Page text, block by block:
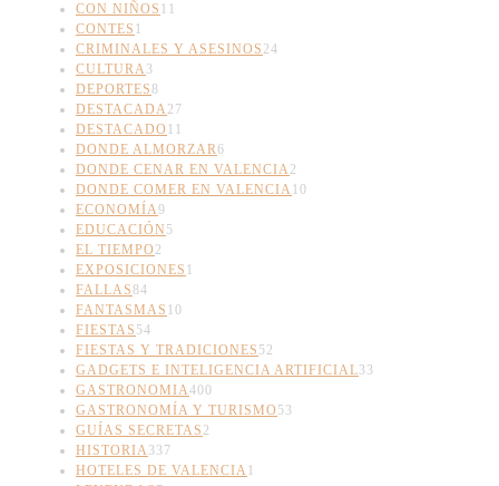
CON NIÑOS 11
CONTES 1
CRIMINALES Y ASESINOS 24
CULTURA3
DEPORTES8
DESTACADA27
DESTACADO 11
DONDE ALMORZAR6
DONDE CENAR EN VALENCIA2
DONDE COMER EN VALENCIA10
ECONOMÍA9
EDUCACIÓN 5
EL TIEMPO 2
EXPOSICIONES 1
FALLAS84
FANTASMAS 10
FIESTAS 54
FIESTAS Y TRADICIONES 52
GADGETS E INTELIGENCIA ARTIFICIAL33
GASTRONOMIA400
GASTRONOMÍA Y TURISMO 53
GUÍAS SECRETAS 2
HISTORIA337
HOTELES DE VALENCIA1